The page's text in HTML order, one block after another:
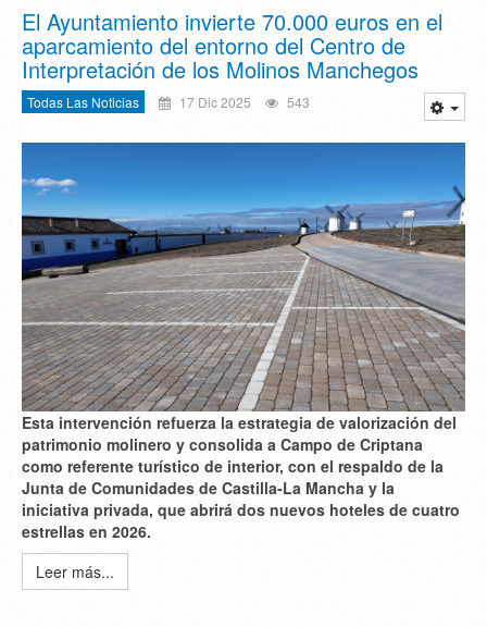
El Ayuntamiento invierte 70.000 euros en el
aparcamiento del entorno del Centro de
Interpretación de los Molinos Manchegos
Todas Las Noticias 17 Dic 2025 543
Esta intervención refuerza la estrategia de valorización del
patrimonio molinero y consolida a Campo de Criptana
como referente turístico de interior, con el respaldo de la
Junta de Comunidades de Castilla-La Mancha y la
iniciativa privada, que abrirá dos nuevos hoteles de cuatro
estrellas en 2026.
Leer más...